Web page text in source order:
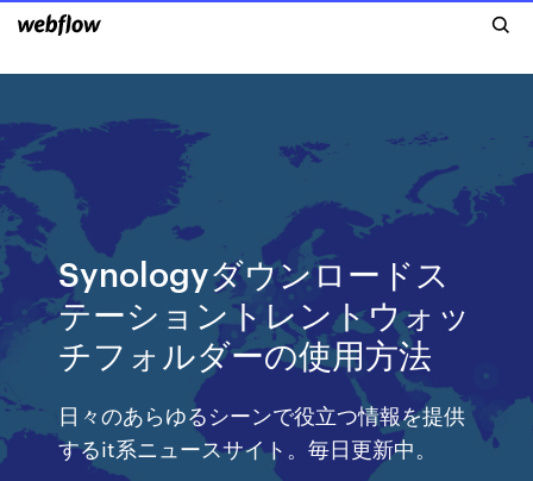
Synologyダウンロードス
テーショントレントウォッ
チフォルダーの使用方法
日々のあらゆるシーンで役立つ情報を提供
するit系ニュースサイト。毎日更新中。